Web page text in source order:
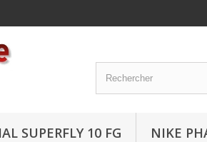
SUPERFLY 10 FG NIKE